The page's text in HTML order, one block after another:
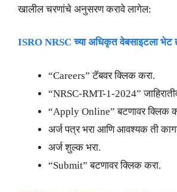
खालील चरणांचे अनुसरण करावे लागेल:
ISRO NRSC च्या अधिकृत वेबसाइटला भेट
“Careers” टॅबवर क्लिक करा.
“NRSC-RMT-1-2024”
“Apply Online” बटणावर क्लिक
अर्ज पत्र भरा आणि आवश्यक ती
अर्ज शुल्क भरा.
“Submit” बटणावर क्लिक करा.